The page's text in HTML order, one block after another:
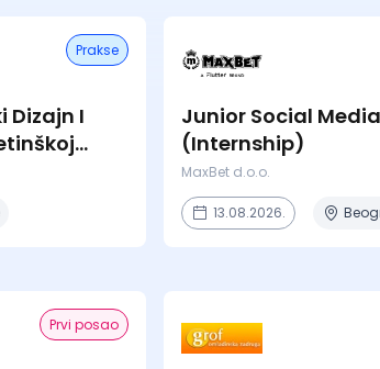
Prakse
Dizajn I
Junior Social
(Internship)
MaxBet d.o.o.
13.08.2026.
Prvi posao